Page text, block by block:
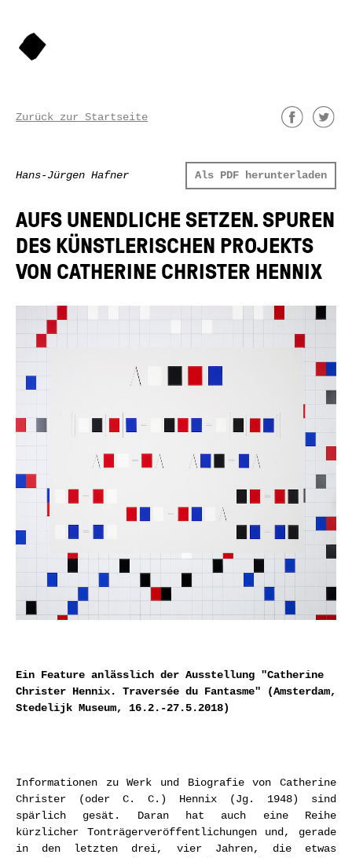
Zurück zur Startseite
Als PDF herunterladen
Hans-Jürgen Hafner
AUFS UNENDLICHE SETZEN. SPUREN
DES KÜNSTLERISCHEN PROJEKTS
VON CATHERINE CHRISTER HENNIX
Ein Feature anlässlich der Ausstellung "Catherine
Christer Hennix. Traversée du Fantasme" (Amsterdam,
Stedelijk Museum, 16.2.-27.5.2018)
Informationen zu Werk und Biografie von Catherine
Christer (oder C. C.) Hennix (Jg. 1948) sind
spärlich gesät. Daran hat auch eine Reihe
kürzlicher Tonträgerveröffentlichungen und, gerade
in den letzten drei, vier Jahren, die etwas